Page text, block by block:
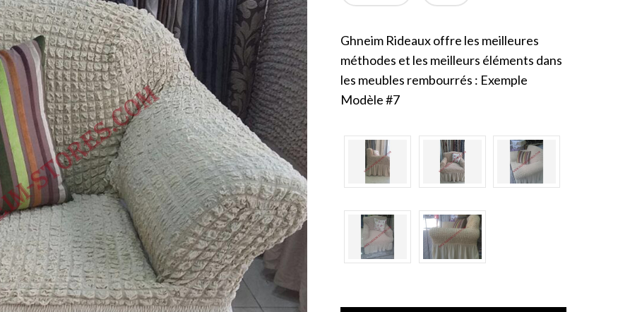
Ghneim Rideaux offre les meilleures
méthodes et les meilleurs éléments dans
les meubles rembourrés : Exemple
Modèle #7